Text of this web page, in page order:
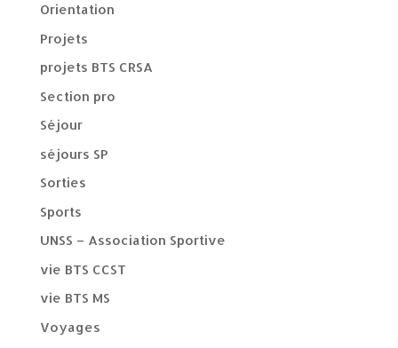
Orientation
Projets
projets BTS CRSA
Section pro
Séjour
séjours SP
Sorties
Sports
UNSS – Association Sportive
vie BTS CCST
vie BTS MS
Voyages